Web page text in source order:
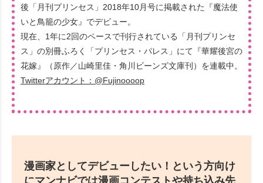
後「月刊プリンセス」2018年10月号に掲載された『魔法使
いと鳥籠の少女』でデビュー。
現在、1年に2回のペースで刊行されている「月刊プリンセ
ス」の別冊ふろく「プリンセス・パレス」にて『華耀後宮の
花嫁』（原作／山崎里佳・角川ビーンズ文庫刊）を連載中。
Twitterアカウント：@Fujinoooop
漫画家としてデビューしたい！という方向け
にマンナビでは漫画コンテストや持ち込み先